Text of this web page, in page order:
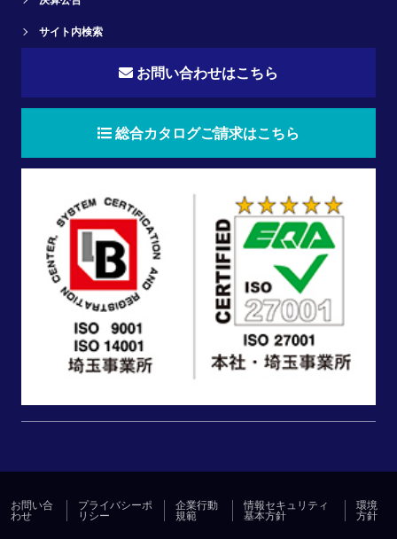
サイト内検索
お問い合わせはこちら
総合カタログご請求はこちら
お問い合
わせ
プライバシーポ
リシー
企業行動
規範
情報セキュリティ
基本方針
環境
方針